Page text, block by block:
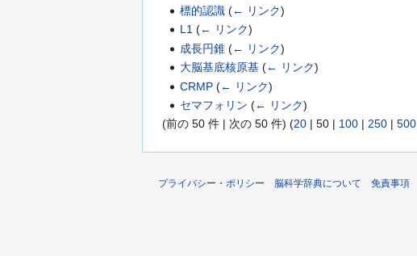
標的認識 (← リンク)
L1 (← リンク)
成長円錐 (← リンク)
大脳基底核原基 (← リンク)
CRMP (← リンク)
セマフォリン (← リンク)
(前の 50 件 | 次の 50 件) (20 | 50 | 100 | 250 | 500
プライバシー・ポリシー 脳科学辞典について 免責事項